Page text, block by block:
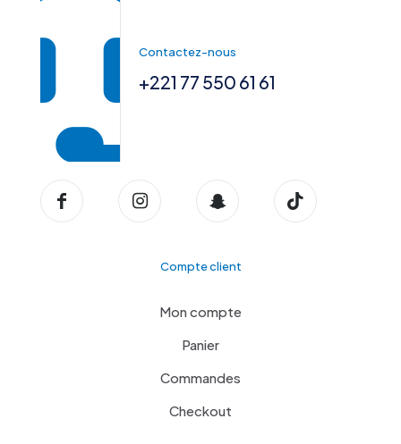
Contactez-nous
+221 77 550 61 61
Compte client
Mon compte
Panier
Commandes
Checkout